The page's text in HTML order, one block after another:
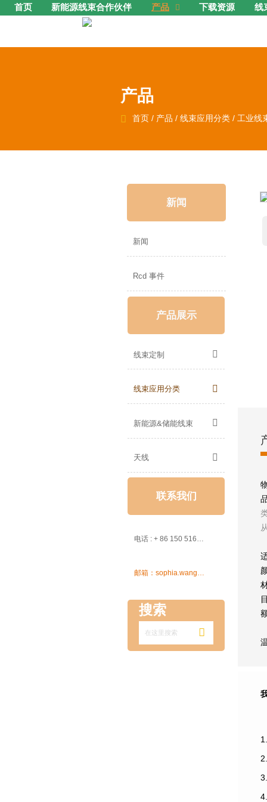
首页 新能源线束合作伙伴 产品  下载资源 线
产品
 首页/ 产品 / 线束应用分类/ 工业线
新闻
新闻
Rcd 事件
产品展示
线束定制 
线束应用分类 
新能源&储能线束 
天线 
联系我们
电话 : + 86 150 5162 5639

搜索
